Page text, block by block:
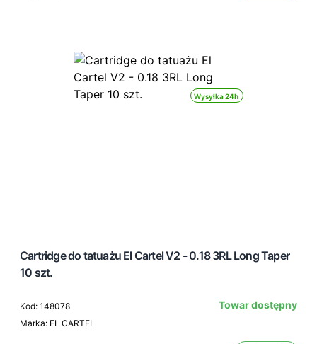
Wysyłka 24h
Cartridge do tatuażu El Cartel V2 - 0.18 3RL Long Taper
10 szt.
Kod: 148078
Marka: EL CARTEL
Towar dostępny